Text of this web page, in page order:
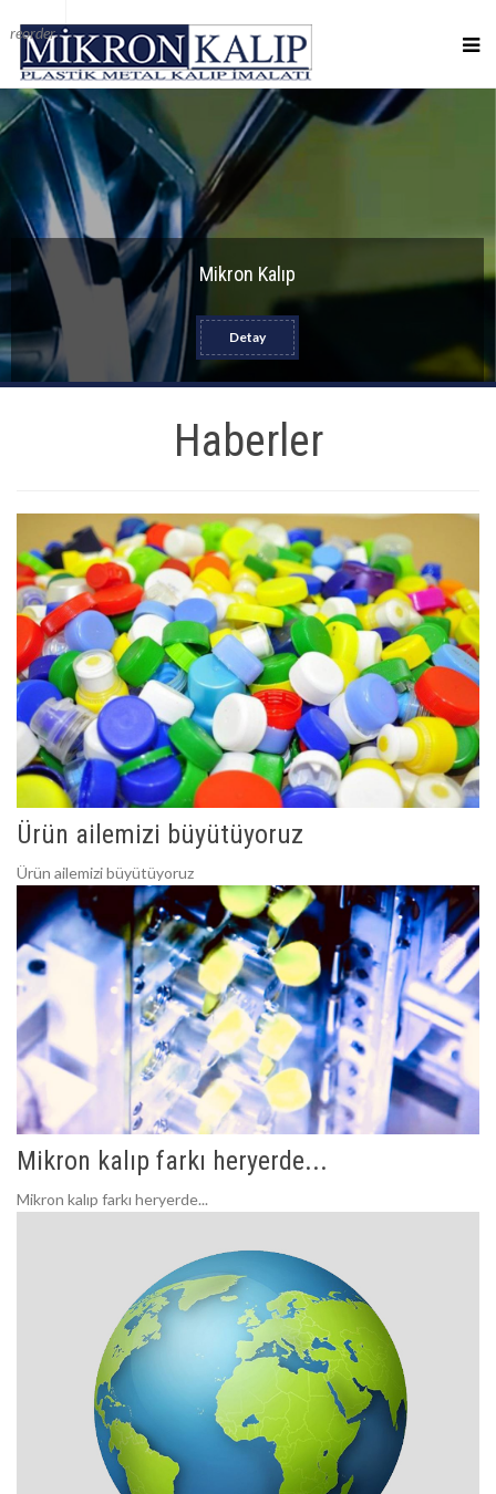
reorder
Mikron Kalıp
Detay
Haberler
Ürün ailemizi büyütüyoruz
Ürün ailemizi büyütüyoruz
Mikron kalıp farkı heryerde...
Mikron kalıp farkı heryerde...